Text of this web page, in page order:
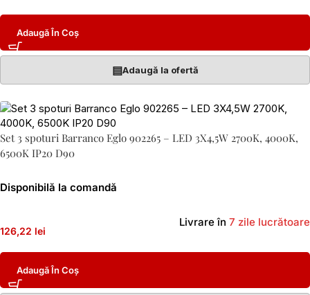
Adaugă În Coș
▤Adaugă la ofertă
Set 3 spoturi Barranco Eglo 902265 – LED 3X4,5W 2700K, 4000K,
6500K IP20 D90
Disponibilă la comandă
126,22 lei
Livrare în 7 zile lucrătoare
Adaugă În Coș